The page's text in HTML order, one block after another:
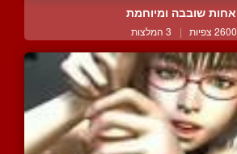
אחות שובבה ומיוחמת
2600 צפיות | 3 המלצות